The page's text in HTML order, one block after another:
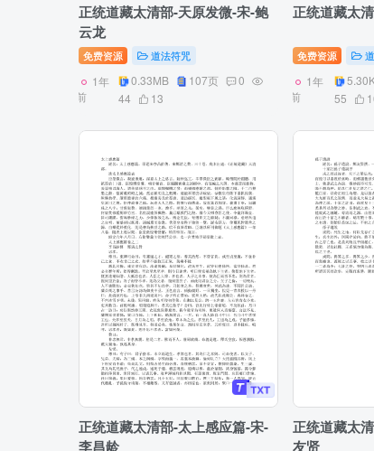
正统道藏太清部-天原发微-宋-鲍
云龙
免费资源 道法符咒
1年
前
0.33MB 107页
0
44
13
正统道藏太
免费资源
1年
前
55
正统道藏太清部-太上感应篇-宋-
李昌龄
正统道藏太
友贤